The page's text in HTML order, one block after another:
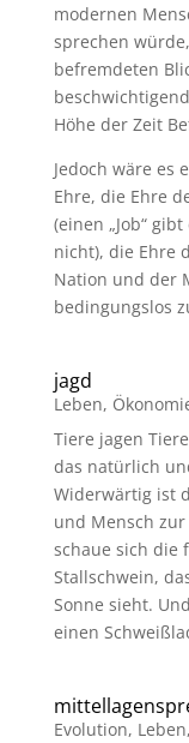
modernen
sprechen
befremdeten
Höhe der Zeit
Jedoch wäre es
Ehre, die Ehre
(einen „Job“
nicht), die Ehre
Nation und der
bedingungslos
jagd
Leben,
Tiere jagen
das natürlich
Widerwärtig ist
und Mensch
schaue sich die
Stallschwein,
Sonne sieht.
einen
Evolution, Leben,